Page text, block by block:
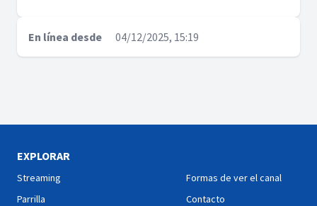
En línea desde 04/12/2025, 15:19
EXPLORAR
Streaming
Parrilla
Formas de ver el canal
Contacto